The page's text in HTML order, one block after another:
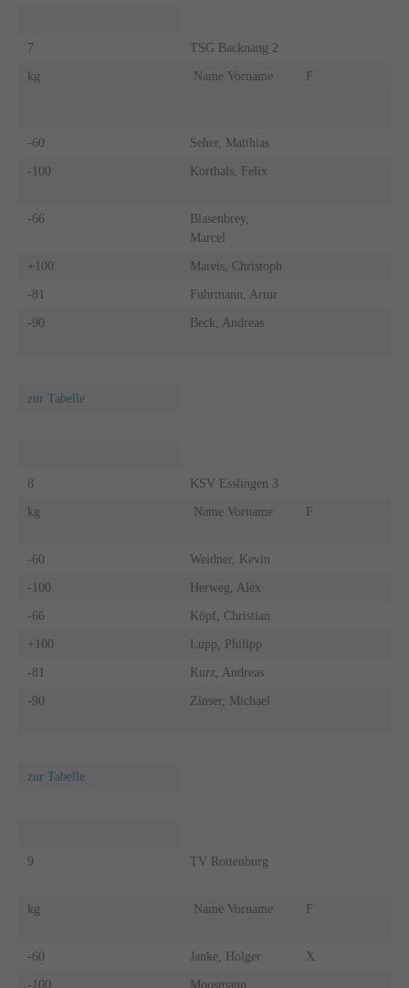
7 TSG Backnang 2
kg Name Vorname F
-60 Seher, Matthias
-100 Korthals, Felix
-66
Blasenbrey,
Marcel
+100 Mareis, Christoph
-81 Fuhrmann, Artur
-90 Beck, Andreas
zur Tabelle
8 KSV Esslingen 3
kg Name Vorname F
-60 Weidner, Kevin
-100 Herweg, Alex
-66 Köpf, Christian
+100 Lupp, Philipp
-81 Kurz, Andreas
-90 Zinser, Michael
zur Tabelle
9 TV Rottenburg
kg Name Vorname F
-60 Janke, Holger X
-100
Moosmann,